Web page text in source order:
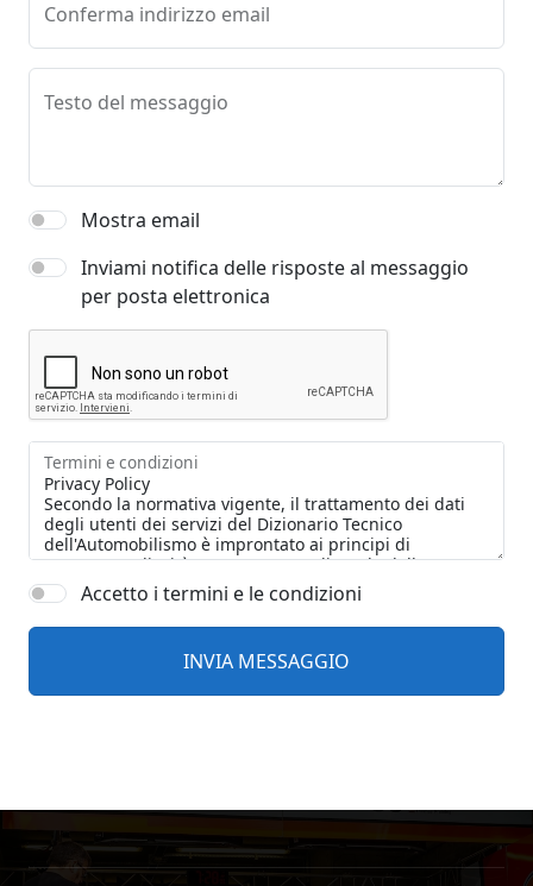
Conferma indirizzo email
Testo del messaggio
Mostra email
Inviami notifica delle risposte al messaggio
per posta elettronica
Termini e condizioni
Accetto i termini e le condizioni